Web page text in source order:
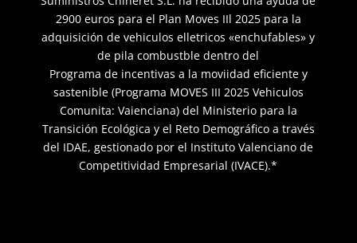
2900 euros para el Plan Moves IIl 2025 para la
adquisición de vehiculos elletricos «enchufables» y
de pila combustble dentro del
Programa de incentivas a la moviidad eficiente y
sastenible (Programa MOVES III 2025 Vehiculos
Comunita: Vaienciana) del Ministerio para la
Transición Ecológica y el Reto Demográfico a través
del IDAE, gestionado por el Instituto Valenciano de
Competitividad Empresarial (IVACE).*